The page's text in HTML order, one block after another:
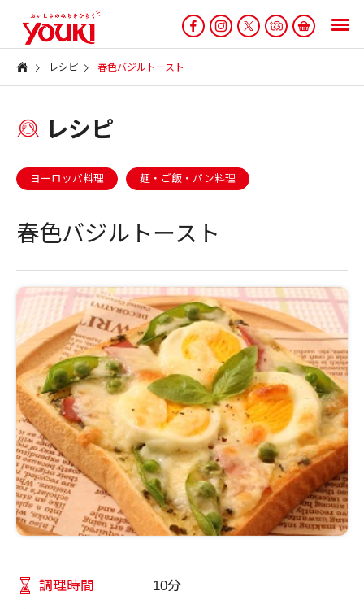
レシピ 春色バジルトースト
レシピ
ヨーロッパ料理 麺・ご飯・パン料理
春色バジルトースト
調理時間 10分